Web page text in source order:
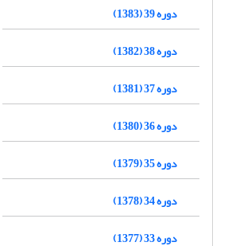
دوره 39 (1383)
دوره 38 (1382)
دوره 37 (1381)
دوره 36 (1380)
دوره 35 (1379)
دوره 34 (1378)
دوره 33 (1377)